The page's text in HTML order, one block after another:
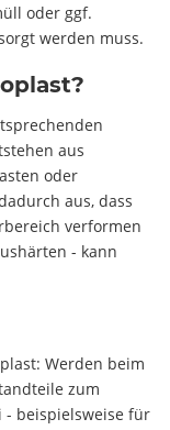
oder ggf.
werden muss.
aus
oder
aus, dass
verformen
- kann
Werden beim
zum
- beispielsweise für